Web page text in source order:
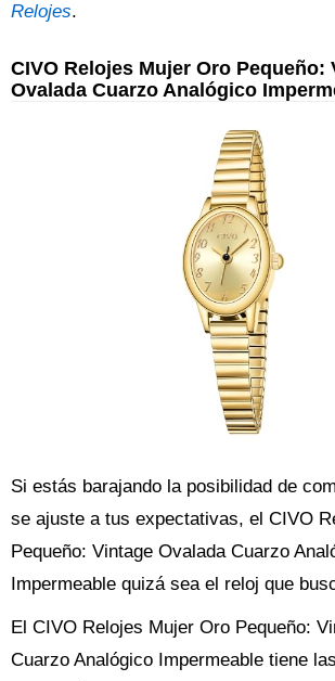
Relojes.
CIVO Relojes Mujer Oro Pequeño:
Ovalada Cuarzo Analógico
Si estás barajando la posibilidad de
se ajuste a tus expectativas, el CIVO
Pequeño: Vintage Ovalada Cuarzo
Impermeable quizá sea el reloj que
El CIVO Relojes Mujer Oro Pequeño:
Cuarzo Analógico Impermeable tiene